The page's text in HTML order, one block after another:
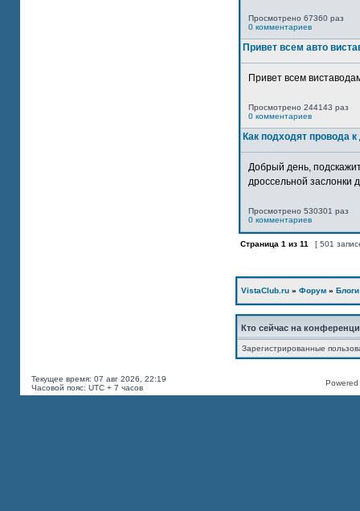
Просмотрено 67360 раз
0 комментариев
Привет всем авто
Привет всем
Просмотрено 244143 раз
0 комментариев
Как подходят провода
Добрый день,
дроссельной заслонки
Просмотрено 530301 раз
0 комментариев
Страница 1 из 11 [ 501
VistaClub.ru » Форум » Блоги
Кто сейчас на
Зарегистрированные
Текущее время: 07 авг 2026, 22:19
Часовой пояс: UTC + 7 часов